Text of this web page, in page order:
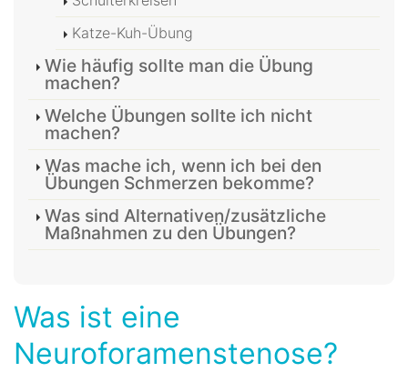
Katze-Kuh-Übung
Wie häufig sollte man die Übung
machen?
Welche Übungen sollte ich nicht
machen?
Was mache ich, wenn ich bei den
Übungen Schmerzen bekomme?
Was sind Alternativen/zusätzliche
Maßnahmen zu den Übungen?
Was ist eine
Neuroforamenstenose?